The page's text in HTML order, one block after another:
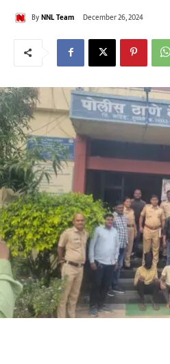
ByNNL Team December 26, 2024